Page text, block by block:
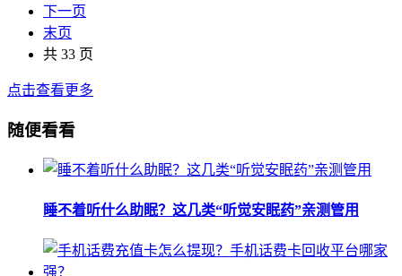
下一页
末页
共 33 页
点击查看更多
随便看看
睡不着听什么助眠？这几类“听觉安眠药”亲测管用